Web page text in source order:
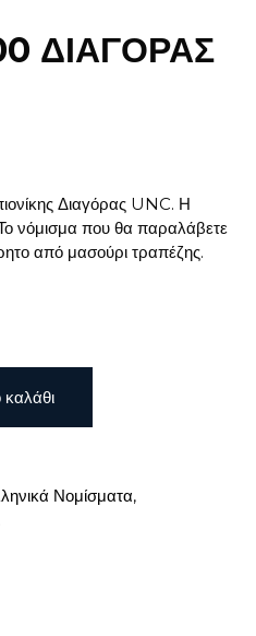
ΔΙΑΓΟΡΑΣ
Διαγόρας UNC. Η
Το νόμισμα που θα παραλάβετε
από μασούρι τραπέζης.
Νομίσματα,